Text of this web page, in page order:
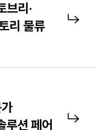
브리·
리 물류
션 페어